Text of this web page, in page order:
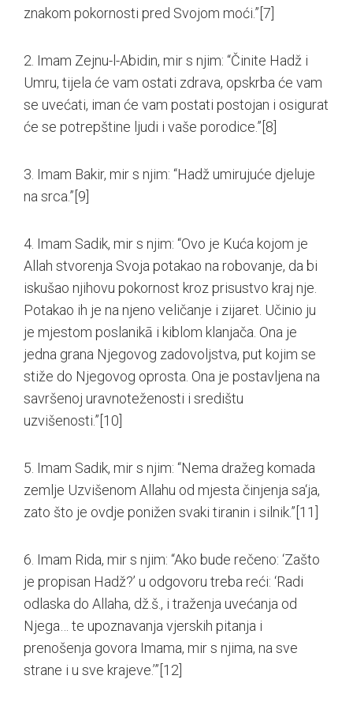
znakom pokornosti pred Svojom moći.”[7]
2. Imam Zejnu-l-Abidin, mir s njim: “Činite Hadž i
Umru, tijela će vam ostati zdrava, opskrba će vam
se uvećati, iman će vam postati postojan i osigurat
će se potrepštine ljudi i vaše porodice.”[8]
3. Imam Bakir, mir s njim: “Hadž umirujuće djeluje
na srca.”[9]
4. Imam Sadik, mir s njim: “Ovo je Kuća kojom je
Allah stvorenja Svoja potakao na robovanje, da bi
iskušao njihovu pokornost kroz prisustvo kraj nje.
Potakao ih je na njeno veličanje i zijaret. Učinio ju
je mjestom poslanikā i kiblom klanjača. Ona je
jedna grana Njegovog zadovoljstva, put kojim se
stiže do Njegovog oprosta. Ona je postavljena na
savršenoj uravnoteženosti i središtu
uzvišenosti.”[10]
5. Imam Sadik, mir s njim: “Nema dražeg komada
zemlje Uzvišenom Allahu od mjesta činjenja sa‘ja,
zato što je ovdje ponižen svaki tiranin i silnik.”[11]
6. Imam Rida, mir s njim: “Ako bude rečeno: ‘Zašto
je propisan Hadž?’ u odgovoru treba reći: ‘Radi
odlaska do Allaha, dž.š., i traženja uvećanja od
Njega… te upoznavanja vjerskih pitanja i
prenošenja govora Imama, mir s njima, na sve
strane i u sve krajeve.’”[12]